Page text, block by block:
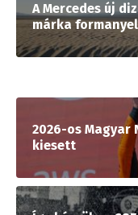
A Mercedes új
márka
2026-os
kiesett